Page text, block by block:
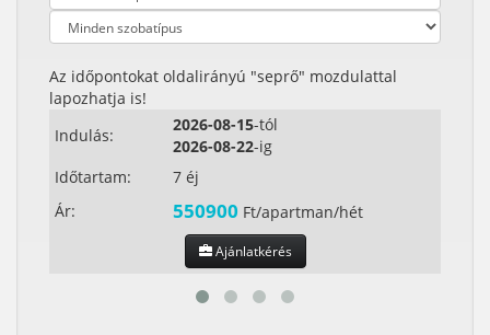
Az időpontokat oldalirányú "seprő" mozdulattal
lapozhatja is!
Indulás:
2026-08-15-tól
2026-08-22-ig
Időtartam:
7 éj
Ár:
550900 Ft/apartman/hét
Ajánlatkérés